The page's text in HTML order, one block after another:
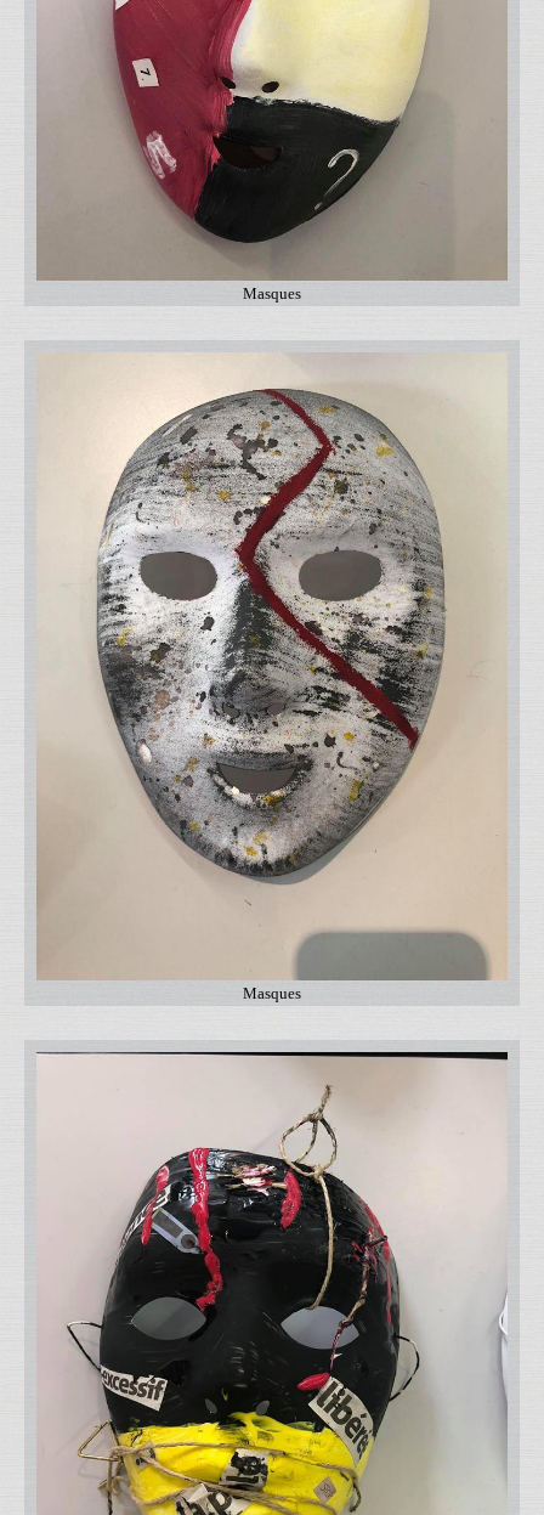
Masques
Masques